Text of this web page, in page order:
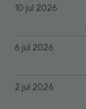
10 jul 2026
6 jul 2026
2 jul 2026